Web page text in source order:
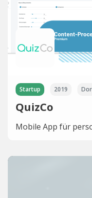
Startup 2019
QuizCo
Mobile App für